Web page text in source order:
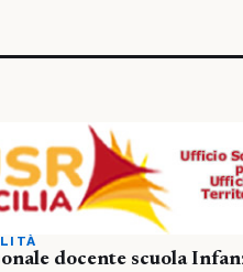
docente scuola